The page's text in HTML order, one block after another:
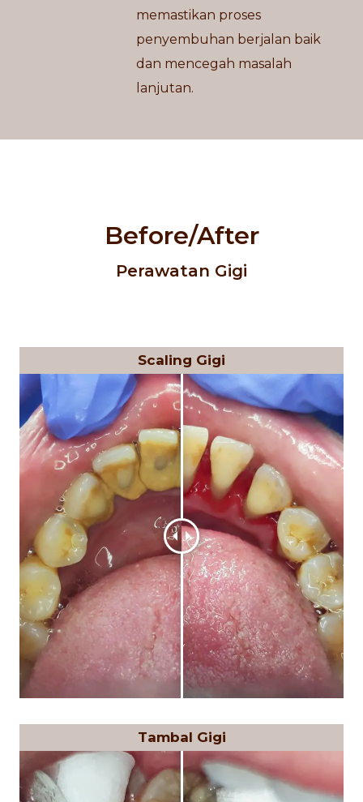
memastikan proses
penyembuhan berjalan baik
dan mencegah masalah
lanjutan.
Before/After
Perawatan Gigi
Scaling Gigi
Tambal Gigi